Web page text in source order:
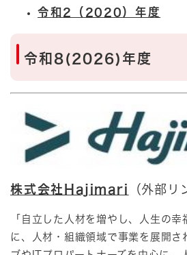
令和2（2020）年度
令和8(2026)年度
株式会社Hajimari （外部リ
「自立した人材を増やし、人生の
に、人材・組織領域で事業を展開さ